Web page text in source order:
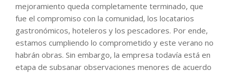
mejoramiento queda completamente terminado, que
fue el compromiso con la comunidad, los locatarios
gastronómicos, hoteleros y los pescadores. Por ende,
estamos cumpliendo lo comprometido y este verano no
habrán obras. Sin embargo, la empresa todavía está en
etapa de subsanar observaciones menores de acuerdo